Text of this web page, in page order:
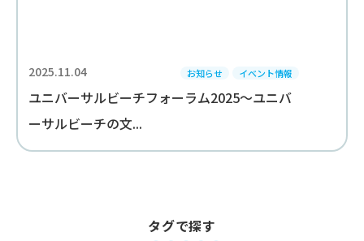
2025.11.04 お知らせ イベント情報
ユニバーサルビーチフォーラム2025～ユニバ
ーサルビーチの文...
タグで探す